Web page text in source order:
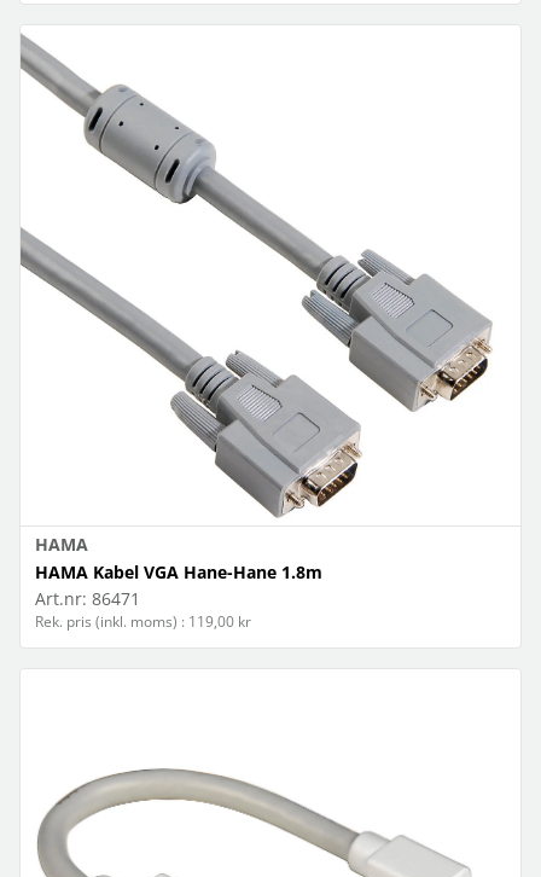
HAMA
HAMA Kabel VGA Hane-Hane 1.8m
Art.nr: 86471
Rek. pris (inkl. moms) : 119,00 kr